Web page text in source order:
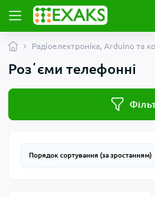
Радіоелектроніка, Arduino та
Розʼєми телефонні